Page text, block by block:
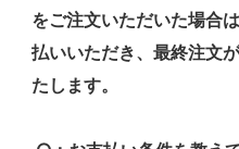
をご注文いただいた場合
払いいただき、最終注文
たします。